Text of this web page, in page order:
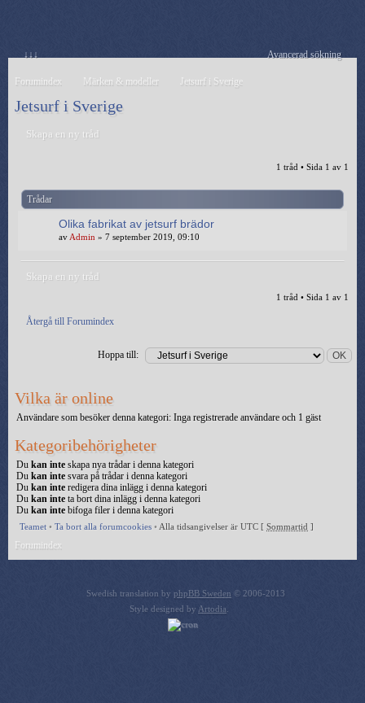
↓↓↓ Avancerad sökning
Forumindex Märken & modeller Jetsurf i Sverige
Jetsurf i Sverige
Skapa en ny tråd
1 tråd • Sida 1 av 1
Trådar
Olika fabrikat av jetsurf brädor
av Admin » 7 september 2019, 09:10
Skapa en ny tråd
1 tråd • Sida 1 av 1
Återgå till Forumindex
Hoppa till:
Vilka är online
Användare som besöker denna kategori: Inga registrerade användare och 1 gäst
Kategoribehörigheter
Du kan inte skapa nya trådar i denna kategori
Du kan inte svara på trådar i denna kategori
Du kan inte redigera dina inlägg i denna kategori
Du kan inte ta bort dina inlägg i denna kategori
Du kan inte bifoga filer i denna kategori
Teamet • Ta bort alla forumcookies • Alla tidsangivelser är UTC [ Sommartid ]
Forumindex
Swedish translation by phpBB Sweden © 2006-2013
Style designed by Artodia